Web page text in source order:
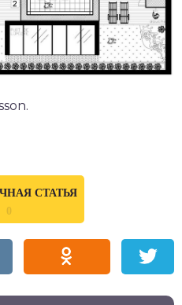
СТАТЬЯ
0